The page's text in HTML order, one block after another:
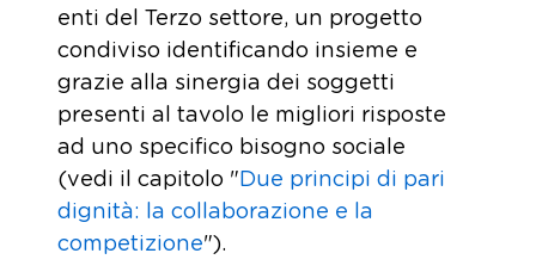
enti del Terzo settore, un progetto
condiviso identificando insieme e
grazie alla sinergia dei soggetti
presenti al tavolo le migliori risposte
ad uno specifico bisogno sociale
(vedi il capitolo "Due principi di pari
dignità: la collaborazione e la
competizione").